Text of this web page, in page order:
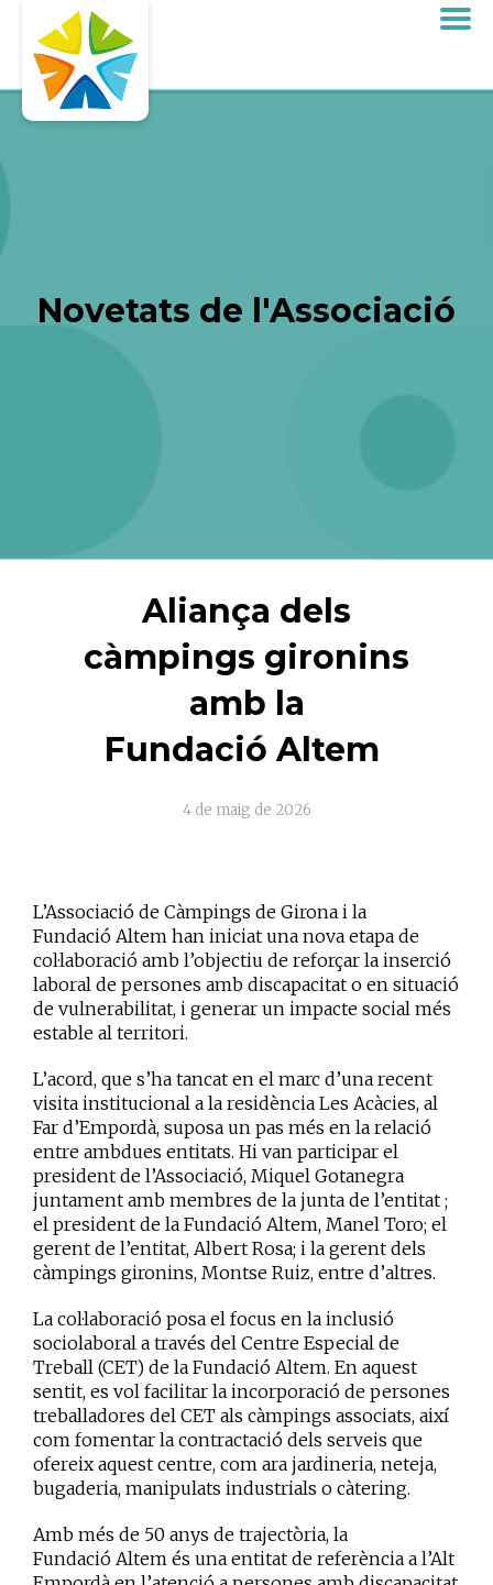
Novetats de l'Associació
Aliança dels
càmpings gironins
amb la
Fundació Altem
4 de maig de 2026
L’Associació de Càmpings de Girona i la
Fundació Altem han iniciat una nova etapa de
col·laboració amb l’objectiu de reforçar la inserció
laboral de persones amb discapacitat o en situació
de vulnerabilitat, i generar un impacte social més
estable al territori.
L’acord, que s’ha tancat en el marc d’una recent
visita institucional a la residència Les Acàcies, al
Far d’Empordà, suposa un pas més en la relació
entre ambdues entitats. Hi van participar el
president de l’Associació, Miquel Gotanegra
juntament amb membres de la junta de l’entitat ;
el president de la Fundació Altem, Manel Toro; el
gerent de l’entitat, Albert Rosa; i la gerent dels
càmpings gironins, Montse Ruiz, entre d’altres.
La col·laboració posa el focus en la inclusió
sociolaboral a través del Centre Especial de
Treball (CET) de la Fundació Altem. En aquest
sentit, es vol facilitar la incorporació de persones
treballadores del CET als càmpings associats, així
com fomentar la contractació dels serveis que
ofereix aquest centre, com ara jardineria, neteja,
bugaderia, manipulats industrials o càtering.
Amb més de 50 anys de trajectòria, la
Fundació Altem és una entitat de referència a l’Alt